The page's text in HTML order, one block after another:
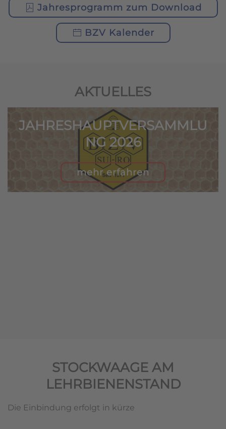
Jahresprogramm zum Download
BZV Kalender
AKTUELLES
JAHRESHAUPTVERSAMMLU
NG 2026
mehr erfahren
STOCKWAAGE AM
LEHRBIENENSTAND
Die Einbindung erfolgt in kürze